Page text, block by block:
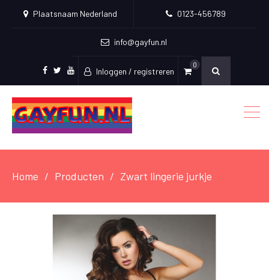
Plaatsnaam Nederland 0123-456789
info@gayfun.nl
Facebook
TwitterYoutube
Inloggen / registreren
0
Home Producten Zwart lingerie jurkje